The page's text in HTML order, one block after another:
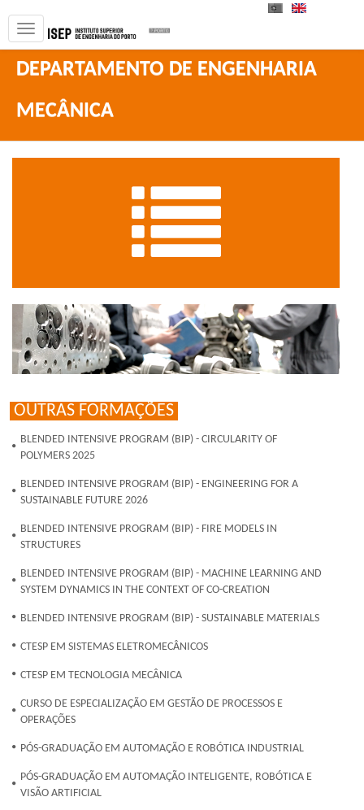
PT
DEPARTAMENTO DE ENGENHARIA
MECÂNICA
OUTRAS FORMAÇÕES
BLENDED INTENSIVE PROGRAM (BIP) - CIRCULARITY OF
POLYMERS 2025
BLENDED INTENSIVE PROGRAM (BIP) - ENGINEERING FOR A
SUSTAINABLE FUTURE 2026
BLENDED INTENSIVE PROGRAM (BIP) - FIRE MODELS IN
STRUCTURES
BLENDED INTENSIVE PROGRAM (BIP) - MACHINE LEARNING AND
SYSTEM DYNAMICS IN THE CONTEXT OF CO-CREATION
BLENDED INTENSIVE PROGRAM (BIP) - SUSTAINABLE MATERIALS
CTESP EM SISTEMAS ELETROMECÂNICOS
CTESP EM TECNOLOGIA MECÂNICA
CURSO DE ESPECIALIZAÇÃO EM GESTÃO DE PROCESSOS E
OPERAÇÕES
PÓS-GRADUAÇÃO EM AUTOMAÇÃO E ROBÓTICA INDUSTRIAL
PÓS-GRADUAÇÃO EM AUTOMAÇÃO INTELIGENTE, ROBÓTICA E
VISÃO ARTIFICIAL